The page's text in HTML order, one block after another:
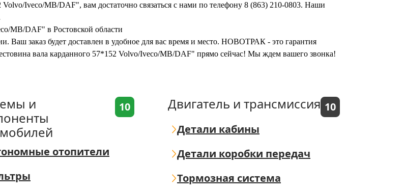
Iveco/MB/DAF", вам достаточно связаться с нами по телефону 8 (863) 210-0803. Наши
MB/DAF" в Ростовской области
Ваш заказ будет доставлен в удобное для вас время и место. НОВОТРАК - это гарантия
вала карданного 57*152 Volvo/Iveco/MB/DAF" прямо сейчас! Мы ждем вашего звонка!
и
10
отопители
Двигатель и трансмиссия 10
Детали кабины
Детали коробки передач
Тормозная система